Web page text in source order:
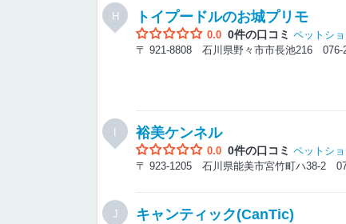
H トイプードルのお城プリモ
0.0 0件の口コミ ペットシ
〒 921-8808 石川県野々市市長池216 076-
I 裕美ケンネル
0.0 0件の口コミ ペットシ
〒 923-1205 石川県能美市宮竹町ハ38-2
J キャンティック(CanTic)